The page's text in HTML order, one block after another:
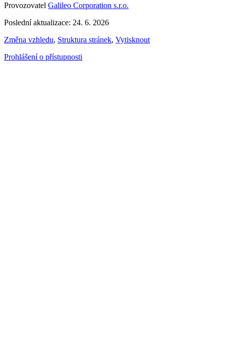
Provozovatel Galileo Corporation s.r.o.
Poslední aktualizace: 24. 6. 2026
Změna vzhledu, Struktura stránek, Vytisknout
Prohlášení o přístupnosti